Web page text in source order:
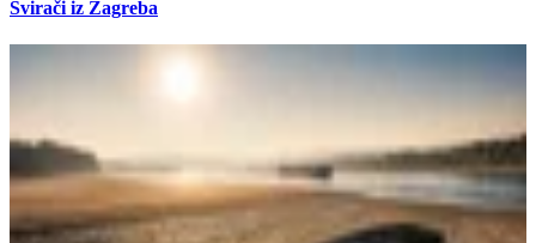
Svirači iz Zagreba